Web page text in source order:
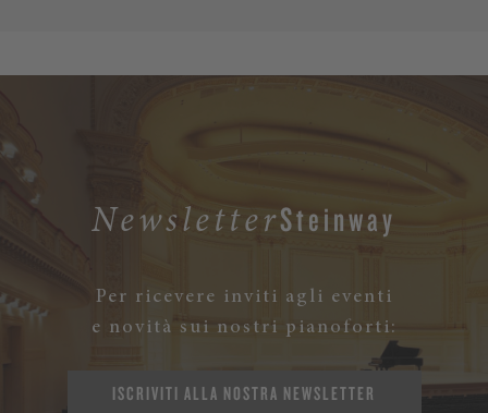
NewsletterSteinway
Per ricevere inviti agli eventi
e novità sui nostri pianoforti:
ISCRIVITI ALLA NOSTRA NEWSLETTER